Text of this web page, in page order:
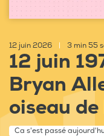
12 juin 2026 3 min 55
12 juin
Bryan
oiseau
Ca s'est passé